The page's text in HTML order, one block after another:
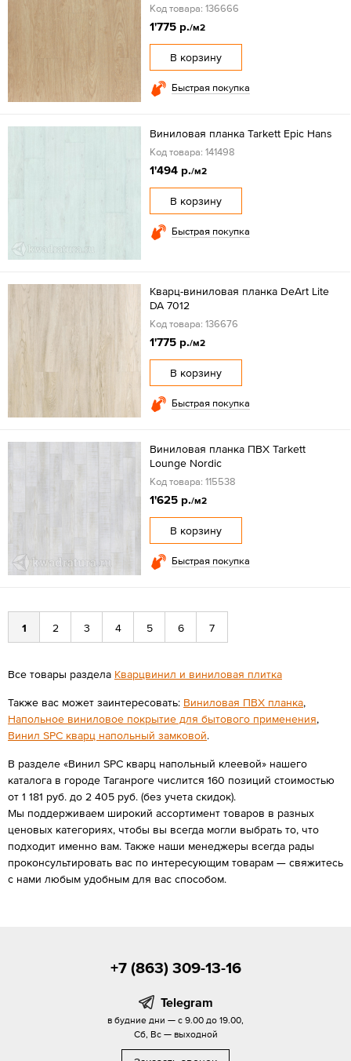
Код товара: 136666
1'775 р./м2
В корзину
Быстрая покупка
Виниловая планка Tarkett Epic Hans
Код товара: 141498
1'494 р./м2
В корзину
Быстрая покупка
Кварц-виниловая планка DeArt Lite
DA 7012
Код товара: 136676
1'775 р./м2
В корзину
Быстрая покупка
Виниловая планка ПВХ Tarkett
Lounge Nordic
Код товара: 115538
1'625 р./м2
В корзину
Быстрая покупка
1 2 3 4 5 6 7
Все товары раздела Кварцвинил и виниловая плитка
Также вас может заинтересовать: Виниловая ПВХ планка,
Напольное виниловое покрытие для бытового применения,
Винил SPC кварц напольный замковой.
В разделе «Винил SPC кварц напольный клеевой» нашего
каталога в городе Таганроге числится 160 позиций стоимостью
от 1 181 руб. до 2 405 руб. (без учета скидок).
Мы поддерживаем широкий ассортимент товаров в разных
ценовых категориях, чтобы вы всегда могли выбрать то, что
подходит именно вам. Также наши менеджеры всегда рады
проконсультировать вас по интересующим товарам — свяжитесь
с нами любым удобным для вас способом.
+7 (863) 309-13-16
Telegram
в будние дни — с 9.00 до 19.00,
Сб, Вс — выходной